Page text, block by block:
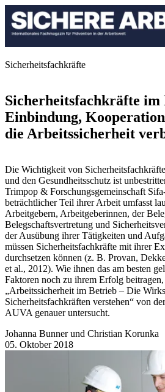
Sicherheitsfachkräfte
Sicherheitsfachkräfte im
Einbindung,
die Arbeitssicherheit
Die Wichtigkeit von
und den Gesundheitsschutz ist
Trimpop & Forschungsgemeinschaft
beträchtlicher Teil ihrer Arbeit umfasst
Arbeitgebern, Arbeitgeberinnen, der
Belegschaftsvertretung und
der Ausübung ihrer Tätigkeiten und
müssen Sicherheitsfachkräfte mit ihrer
durchsetzen können (z. B. Provan,
et al., 2012). Wie ihnen das am besten
Faktoren noch zu ihrem Erfolg
„Arbeitssicherheit im Betrieb – Die
Sicherheitsfachkräften verstehen“ von
AUVA genauer untersucht.
Johanna Bunner und Christian Korunka
05. Oktober 2018